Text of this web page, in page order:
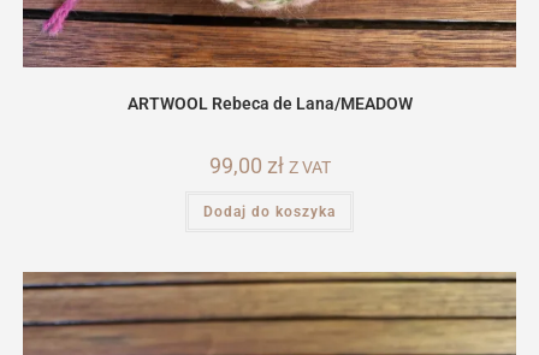
ARTWOOL Rebeca de Lana/MEADOW
99,00 zł Z VAT
Dodaj do koszyka